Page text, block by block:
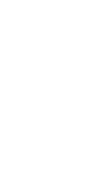
সাচিং প্রু জেরী